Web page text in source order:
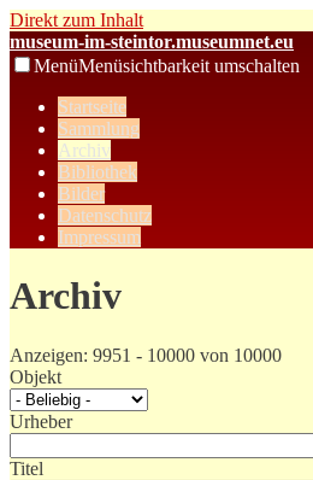
Direkt zum Inhalt
museum-im-steintor.museumnet.eu
MenüMenüsichtbarkeit umschalten
Startseite
Sammlung
Archiv
Bibliothek
Bilder
Datenschutz
Impressum
Archiv
Anzeigen: 9951 - 10000 von 10000
Objekt
Urheber
Titel